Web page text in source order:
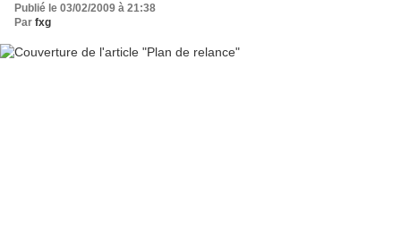
Publié le 03/02/2009 à 21:38
Par fxg